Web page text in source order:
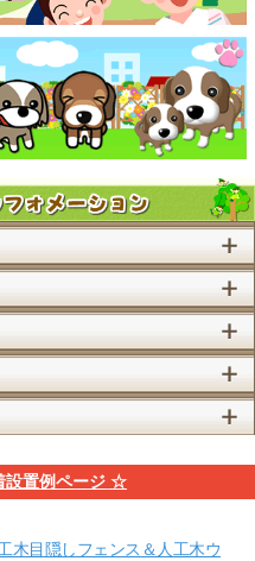
設置例ページ ☆
木目隠しフェンス＆人工木ウ